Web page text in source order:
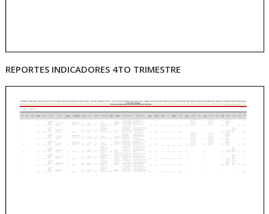
REPORTES INDICADORES 4TO TRIMESTRE